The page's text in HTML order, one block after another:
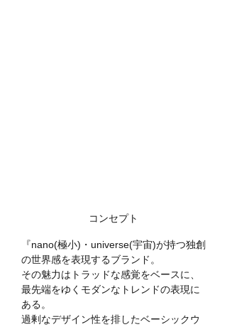
コンセプト
『nano(極小)・universe(宇宙)が持つ独創
の世界感を表現するブランド。
その魅力はトラッドな感覚をベースに、
最先端をゆくモダンなトレンドの表現に
ある。
過剰なデザイン性を排したベーシックウ